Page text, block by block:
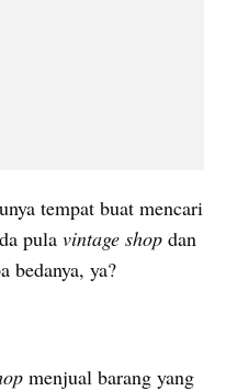
tempat buat mencari
pula vintage shop
bedanya, ya?
menjual barang yang